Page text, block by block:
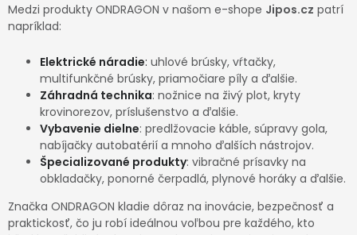
Vianoce
Fotovoltaika
Značky
Servis náradia Hodnotenie obchodu
Medzi produkty ONDRAGON v našom e-shope Jipos.cz patrí
napríklad:
Elektrické náradie: uhlové brúsky, vŕtačky,
multifunkčné brúsky, priamočiare píly a ďalšie.
Záhradná technika: nožnice na živý plot, kryty
krovinorezov, príslušenstvo a ďalšie.
Vybavenie dielne: predlžovacie káble, súpravy gola,
nabíjačky autobatérií a mnoho ďalších nástrojov.
Špecializované produkty: vibračné prísavky na
obkladačky, ponorné čerpadlá, plynové horáky a ďalšie.
Značka ONDRAGON kladie dôraz na inovácie, bezpečnosť a
praktickosť, čo ju robí ideálnou voľbou pre každého, kto